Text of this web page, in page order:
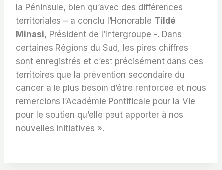
la Péninsule, bien qu’avec des différences
territoriales – a conclu l’Honorable Tildé
Minasi, Président de l’Intergroupe -. Dans
certaines Régions du Sud, les pires chiffres
sont enregistrés et c’est précisément dans ces
territoires que la prévention secondaire du
cancer a le plus besoin d’être renforcée et nous
remercions l’Académie Pontificale pour la Vie
pour le soutien qu’elle peut apporter à nos
nouvelles initiatives ».